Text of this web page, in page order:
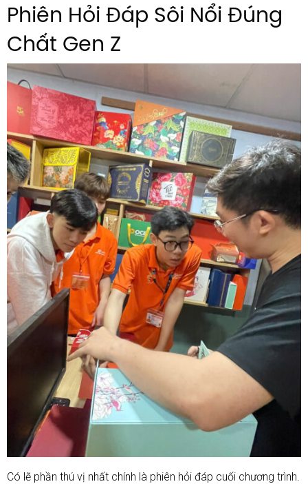
Phiên Hỏi Đáp Sôi Nổi Đúng
Chất Gen Z
Có lẽ phần thú vị nhất chính là phiên hỏi đáp cuối chương trình.